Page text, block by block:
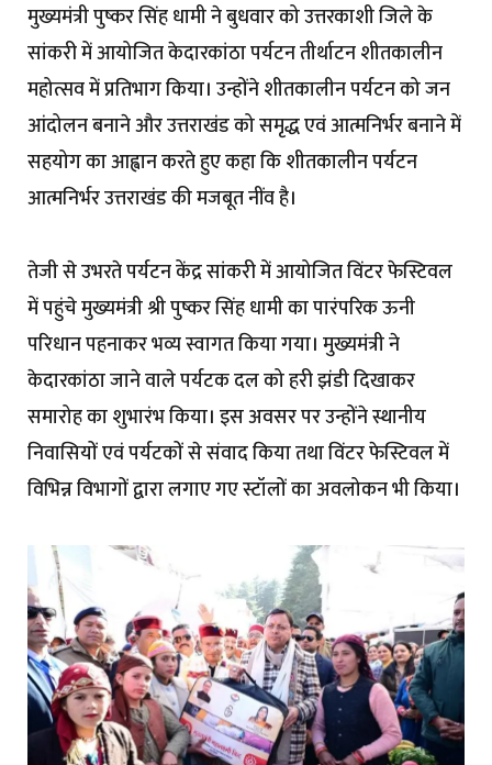
मुख्यमंत्री पुष्कर सिंह धामी ने बुधवार को उत्तरकाशी जिले के
सांकरी में आयोजित केदारकांठा पर्यटन तीर्थाटन शीतकालीन
महोत्सव में प्रतिभाग किया। उन्होंने शीतकालीन पर्यटन को जन
आंदोलन बनाने और उत्तराखंड को समृद्ध एवं आत्मनिर्भर बनाने में
सहयोग का आह्वान करते हुए कहा कि शीतकालीन पर्यटन
आत्मनिर्भर उत्तराखंड की मजबूत नींव है।
तेजी से उभरते पर्यटन केंद्र सांकरी में आयोजित विंटर फेस्टिवल
में पहुंचे मुख्यमंत्री श्री पुष्कर सिंह धामी का पारंपरिक ऊनी
परिधान पहनाकर भव्य स्वागत किया गया। मुख्यमंत्री ने
केदारकांठा जाने वाले पर्यटक दल को हरी झंडी दिखाकर
समारोह का शुभारंभ किया। इस अवसर पर उन्होंने स्थानीय
निवासियों एवं पर्यटकों से संवाद किया तथा विंटर फेस्टिवल में
विभिन्न विभागों द्वारा लगाए गए स्टॉलों का अवलोकन भी किया।